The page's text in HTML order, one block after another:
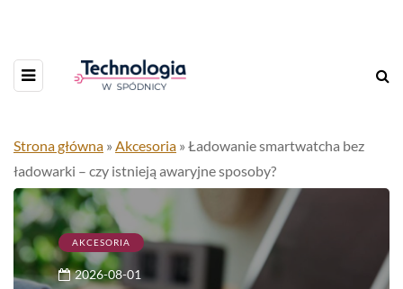
Strona główna » Akcesoria » Ładowanie smartwatcha bez
ładowarki – czy istnieją awaryjne sposoby?
AKCESORIA
2026-08-01